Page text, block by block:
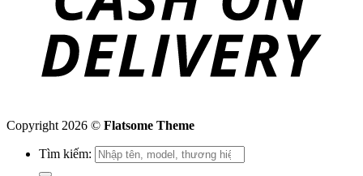
Copyright 2026 © Flatsome Theme
Tìm kiếm: